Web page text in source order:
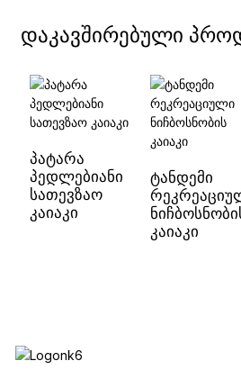
დაკავშირებული
პატარა
პედლებიანი
სათევზაო
კაიაკი
ტანდემი
კაიაკი